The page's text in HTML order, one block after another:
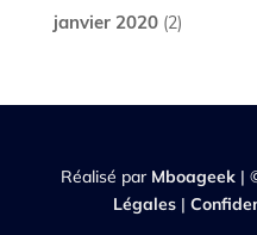
janvier 2020(2)
Réalisé par Mboageek |
Légales |